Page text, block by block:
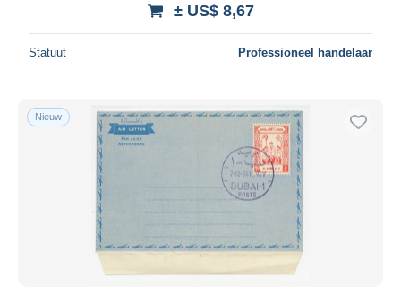
± US$ 8,67
Statuut Professioneel handelaar
Nieuw